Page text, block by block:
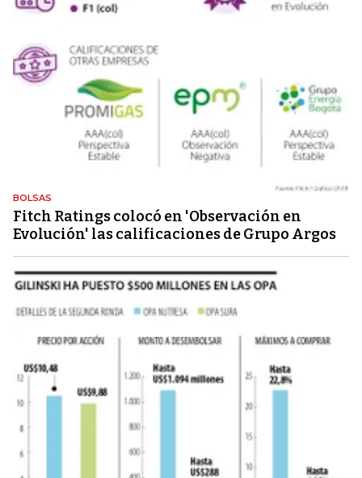
BOLSAS
Fitch Ratings colocó en 'Observación en
Evolución' las calificaciones de Grupo Argos